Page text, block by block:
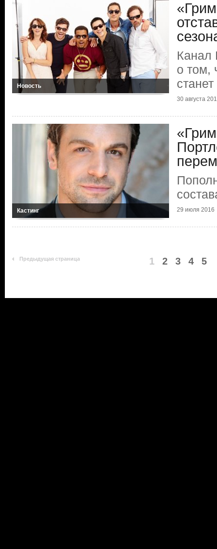
Новость
Канал
о том,
30 августа
Кастинг 29 июля 2016
Предыдущая страница 1 2 3 4 5